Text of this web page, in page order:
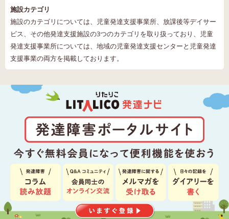
施設カテゴリ
施設のカテゴリについては、児童発達支援事業所、放課後等デイサー
ビス、その他発達支援施設の3つのカテゴリを取り扱っており、児童
発達支援事業所については、地域の児童発達支援センターと児童発達
支援事業の両方を掲載しております。